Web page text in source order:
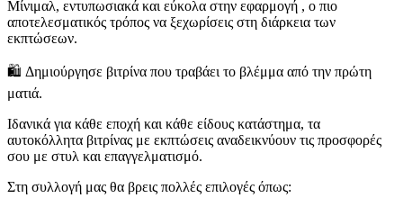
Μίνιμαλ, εντυπωσιακά και εύκολα στην εφαρμογή , ο πιο
αποτελεσματικός τρόπος να ξεχωρίσεις στη διάρκεια των
εκπτώσεων.
🛍️ Δημιούργησε βιτρίνα που τραβάει το βλέμμα από την πρώτη
ματιά.
Ιδανικά για κάθε εποχή και κάθε είδους κατάστημα, τα
αυτοκόλλητα βιτρίνας με εκπτώσεις αναδεικνύουν τις προσφορές
σου με στυλ και επαγγελματισμό.
Στη συλλογή μας θα βρεις πολλές επιλογές όπως: